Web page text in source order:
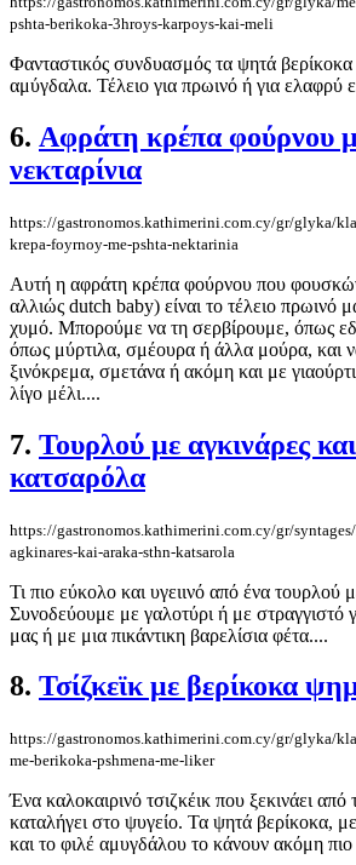
pshta-berikoka-3hroys-karpoys-kai-meli
Φανταστικός συνδυασμός τα ψητά βερίκοκα
αμύγδαλα. Τέλειο για πρωινό ή για ελαφρύ
6. Αφράτη κρέπα φούρνου
νεκταρίνια
https://gastronomos.kathimerini.com.cy/gr/glyka/
krepa-foyrnoy-me-pshta-nektarinia
Αυτή η αφράτη κρέπα φούρνου που
αλλιώς dutch baby) είναι το τέλειο πρωινό
χυμό. Μπορούμε να τη σερβίρουμε, όπως
όπως μύρτιλα, σμέουρα ή άλλα μούρα, και
ξινόκρεμα, σμετάνα ή ακόμη και με
λίγο μέλι....
7. Τουρλού με αγκινάρες
κατσαρόλα
https://gastronomos.kathimerini.com.cy/gr/
agkinares-kai-araka-sthn-katsarola
Τι πιο εύκολο και υγειινό από ένα τουρλού
Συνοδεύουμε με γαλοτύρι ή με στραγγιστό
μας ή με μια πικάντικη βαρελίσια φέτα....
8. Τσίζκεϊκ με βερίκοκα
https://gastronomos.kathimerini.com.cy/gr/glyka/
me-berikoka-pshmena-me-liker
Ένα καλοκαιρινό τσιζκέικ που ξεκινάει από
καταλήγει στο ψυγείο. Τα ψητά βερίκοκα,
και το φιλέ αμυγδάλου το κάνουν ακόμη